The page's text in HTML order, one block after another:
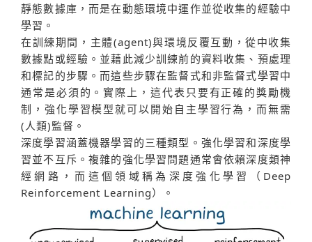
靜態數據庫，而是在動態環境中運作並從收集的經驗中
學習。
在訓練期間，主體(agent)與環境反覆互動，從中收集
數據點或經驗。並藉此減少訓練前的資料收集、預處理
和標記的步驟。而這些步驟在監督式和非監督式學習中
通常是必須的。實際上，這代表只要有正確的獎勵機
制，強化學習模型就可以開始自主學習行為，而無需
(人類)監督。
深度學習涵蓋機器學習的三種類型。強化學習和深度學
習並不互斥。複雜的強化學習問題通常會依賴深度類神
經網路，而這個領域稱為深度強化學習（Deep
Reinforcement Learning）。